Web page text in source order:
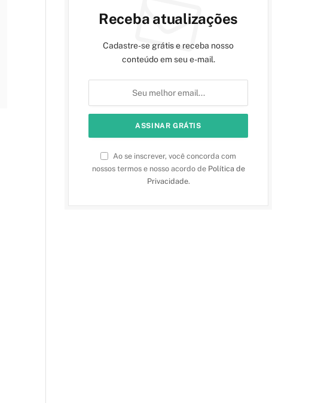
Receba atualizações
Cadastre-se grátis e receba nosso
conteúdo em seu e-mail.
Ao se inscrever, você concorda com
nossos termos e nosso acordo de Política de
Privacidade.